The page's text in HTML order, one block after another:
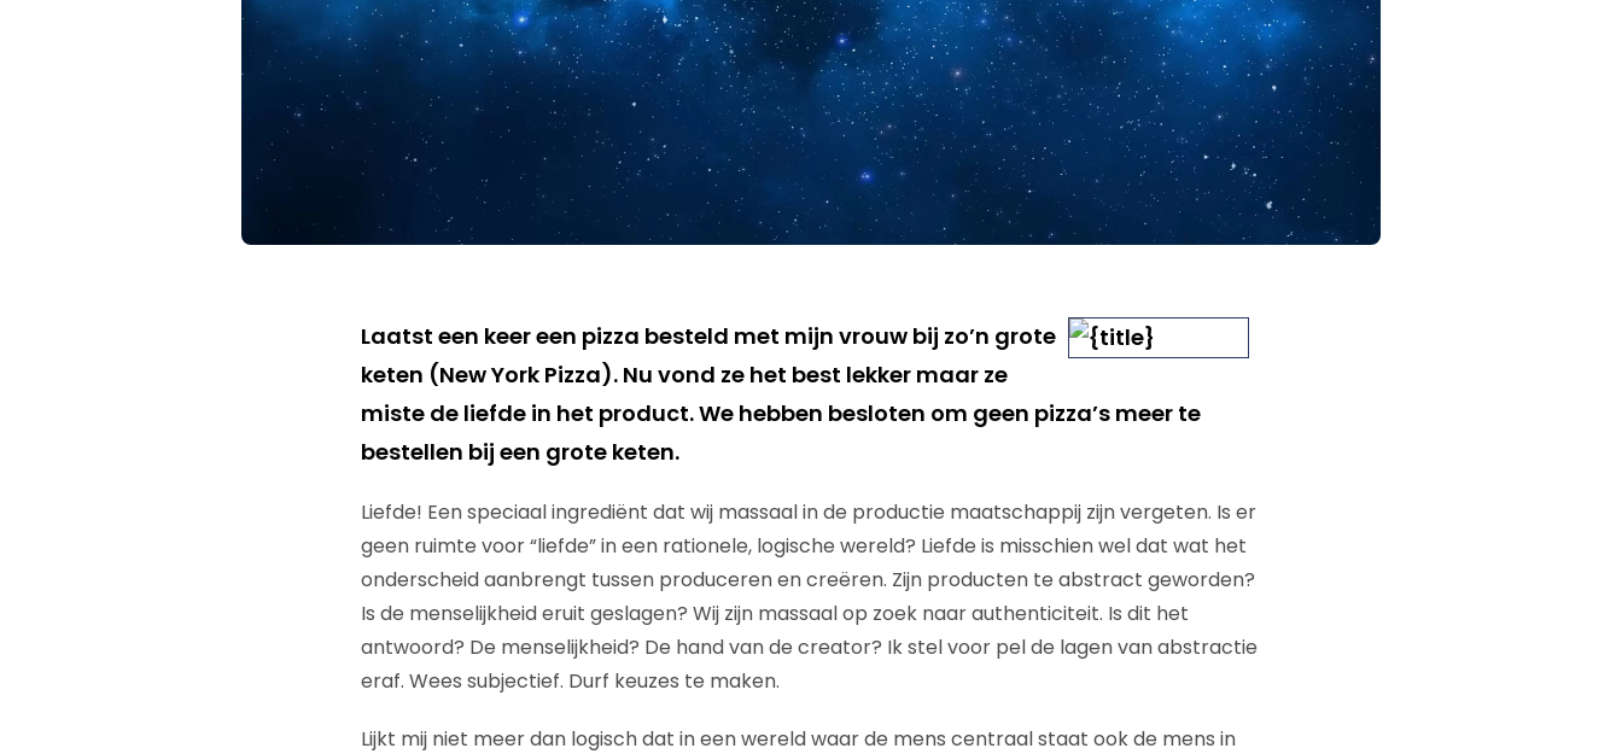
Laatst een keer een pizza besteld met mijn vrouw bij zo’n grote
keten (New York Pizza). Nu vond ze het best lekker maar ze
miste de liefdein het product. We hebben besloten om geen pizza’s meer te
bestellen bij een grote keten.
Liefde! Een speciaal ingrediënt dat wij massaal in de productie maatschappij zijn vergeten. Is er
geen ruimte voor “liefde” in een rationele, logische wereld? Liefde is misschien wel dat wat het
onderscheid aanbrengt tussen produceren en creëren. Zijn producten te abstract geworden?
Is de menselijkheid eruit geslagen? Wij zijn massaal op zoek naar authenticiteit. Is dit het
antwoord? De menselijkheid? De hand van de creator? Ik stel voor pel de lagen van abstractie
eraf. Wees subjectief. Durf keuzes te maken.
Lijkt mij niet meer dan logisch dat in een wereld waar de mens centraal staat ook de mens in